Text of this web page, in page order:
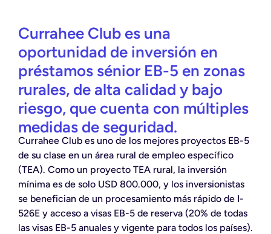
Currahee Club es una
oportunidad de inversión en
préstamos sénior EB-5 en zonas
rurales, de alta calidad y bajo
riesgo, que cuenta con múltiples
medidas de seguridad.
Currahee Club es uno de los mejores proyectos EB-5
de su clase en un área rural de empleo específico
(TEA). Como un proyecto TEA rural, la inversión
mínima es de solo USD 800.000, y los inversionistas
se benefician de un procesamiento más rápido de I-
526E y acceso a visas EB-5 de reserva (20% de todas
las visas EB-5 anuales y vigente para todos los países).